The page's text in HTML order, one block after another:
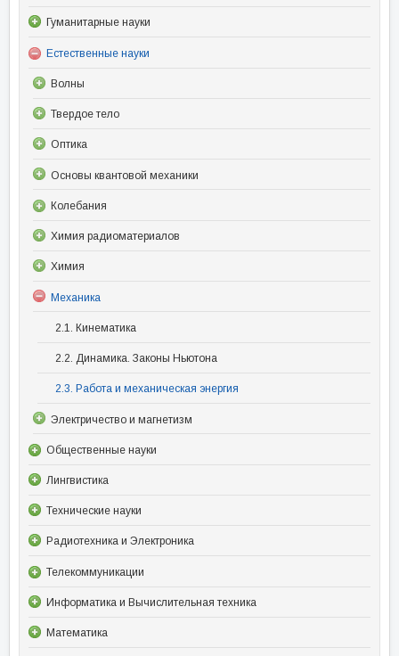
Гуманитарные науки
Естественные науки
Волны
Твердое тело
Оптика
Основы квантовой механики
Колебания
Химия радиоматериалов
Химия
Механика
2.1. Кинематика
2.2. Динамика. Законы Ньютона
2.3. Работа и механическая энергия
Электричество и магнетизм
Общественные науки
Лингвистика
Технические науки
Радиотехника и Электроника
Телекоммуникации
Информатика и Вычислительная техника
Математика